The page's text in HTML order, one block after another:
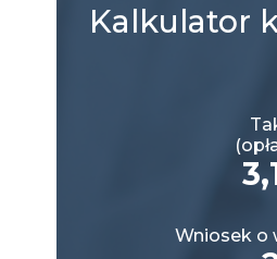
Kalkulator
Wniosek o